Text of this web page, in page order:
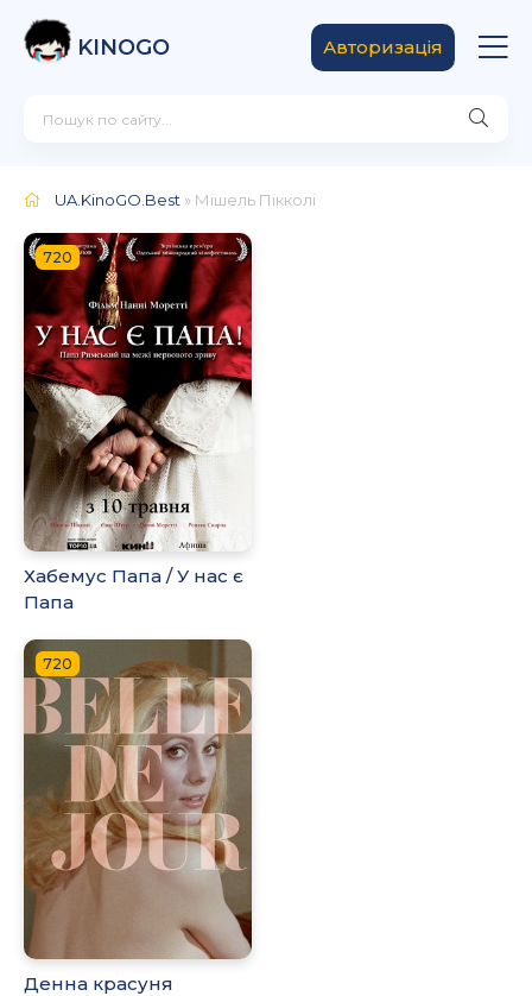
KINOGO Авторизація
UA.KinoGO.Best » Мішель Пікколі
720
Хабемус Папа / У нас є
Папа
720
Денна красуня